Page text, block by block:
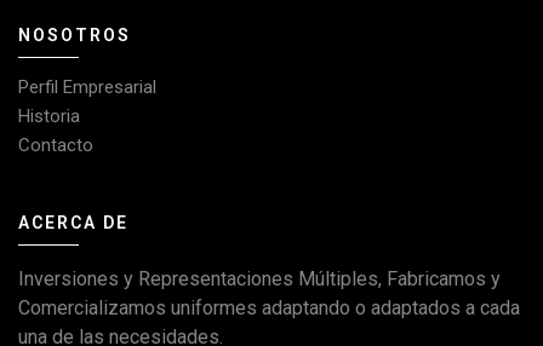
NOSOTROS
Perfil Empresarial
Historia
Contacto
ACERCA DE
Inversiones y Representaciones Múltiples, Fabricamos y
Comercializamos uniformes adaptando o adaptados a cada
una de las necesidades.